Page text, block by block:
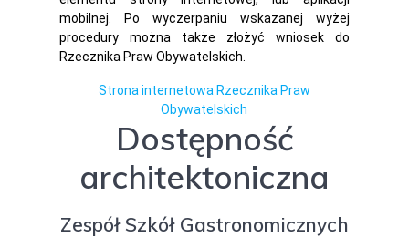
mobilnej. Po wyczerpaniu wskazanej wyżej
procedury można także złożyć wniosek do
Rzecznika Praw Obywatelskich.
Strona internetowa Rzecznika Praw
Obywatelskich
Dostępność
architektoniczna
Zespół Szkół Gastronomicznych